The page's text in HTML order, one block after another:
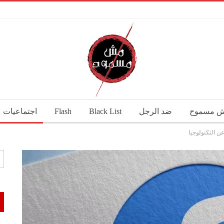
مسموح ضد الرجل Black List
Flash اجتماعيات
التكنولوجيا